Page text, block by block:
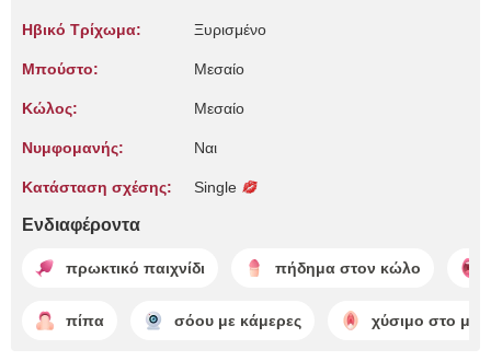
Ηβικό Τρίχωμα: Ξυρισμένο
Μπούστο: Μεσαίο
Κώλος: Μεσαίο
Νυμφομανής: Ναι
Κατάσταση σχέσης: Single
Ενδιαφέροντα
πρωκτικό παιχνίδι πήδημα στον κώλο
πίπα σόου με κάμερες χύσιμο στο